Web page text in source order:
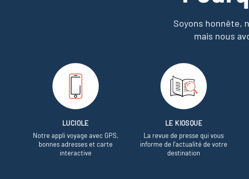
Soyons honnête,
mais nous
LUCIOLE
Notre appli voyage avec GPS,
bonnes adresses et carte
interactive
LE KIOSQUE
La revue de presse qui vous
informe de l’actualité de votre
destination